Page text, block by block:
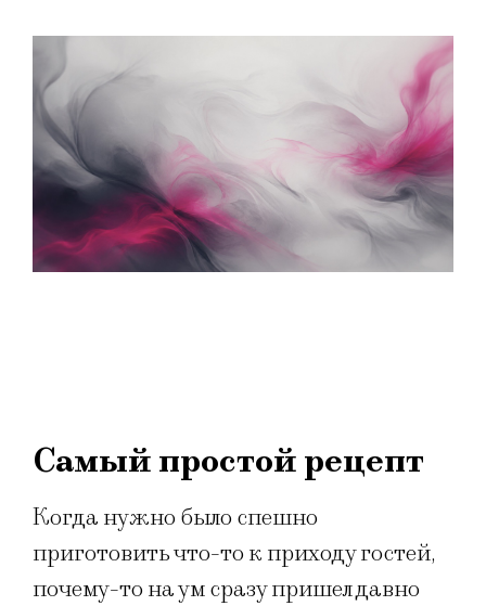
Самый простой рецепт
Когда нужно было спешно
приготовить что-то к приходу гостей,
почему-то на ум сразу пришел давно